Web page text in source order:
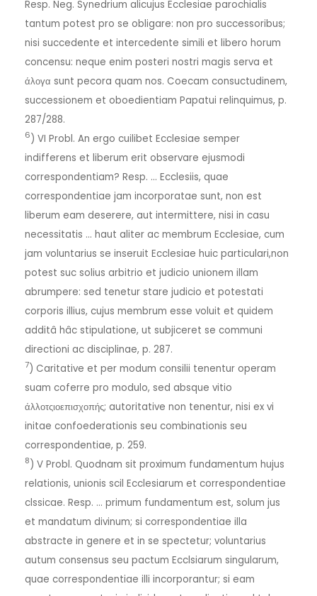
Resp. Neg. Synedrium alicujus Ecclesiae parochialis
tantum potest pro se obligare: non pro successoribus;
nisi succedente et intercedente simili et libero horum
concensu: neque enim posteri nostri magis serva et
άλογα sunt pecora quam nos. Coecam consuctudinem,
successionem et oboedientiam Papatui relinquimus, p.
287/288.
6) VI Probl. An ergo cuilibet Ecclesiae semper
indifferens et liberum erit observare ejusmodi
correspondentiam? Resp. … Ecclesiis, quae
correspondentiae jam incorporatae sunt, non est
liberum eam deserere, aut intermittere, nisi in casu
necessitatis … haut aliter ac membrum Ecclesiae, cum
jam voluntarius se inseruit Ecclesiae huic particulari,non
potest suc solius arbitrio et judicio unionem illam
abrumpere: sed tenetur stare judicio et potestati
corporis illius, cujus membrum esse voluit et quidem
additâ hâc stipulatione, ut subjiceret se communi
directioni ac disciplinae, p. 287.
7) Caritative et per modum consilii tenentur operam
suam coferre pro modulo, sed absque vitio
άλλοτςιοεπισχοπής; autoritative non tenentur, nisi ex vi
initae confoederationis seu combinationis seu
correspondentiae, p. 259.
8) V Probl. Quodnam sit proximum fundamentum hujus
relationis, unionis scil Ecclesiarum et correspondentiae
clssicae. Resp. … primum fundamentum est, solum jus
et mandatum divinum; si correspondentiae illa
abstracte in genere et in se spectetur; voluntarius
autum consensus seu pactum Ecclsiarum singularum,
quae correspondentiae illi incorporantur; si eam